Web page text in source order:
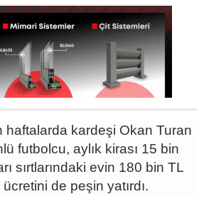
haftalarda kardeşi Okan Turan
futbolcu, aylık kirası 15 bin
sırtlarındaki evin 180 bin TL
de peşin yatırdı.